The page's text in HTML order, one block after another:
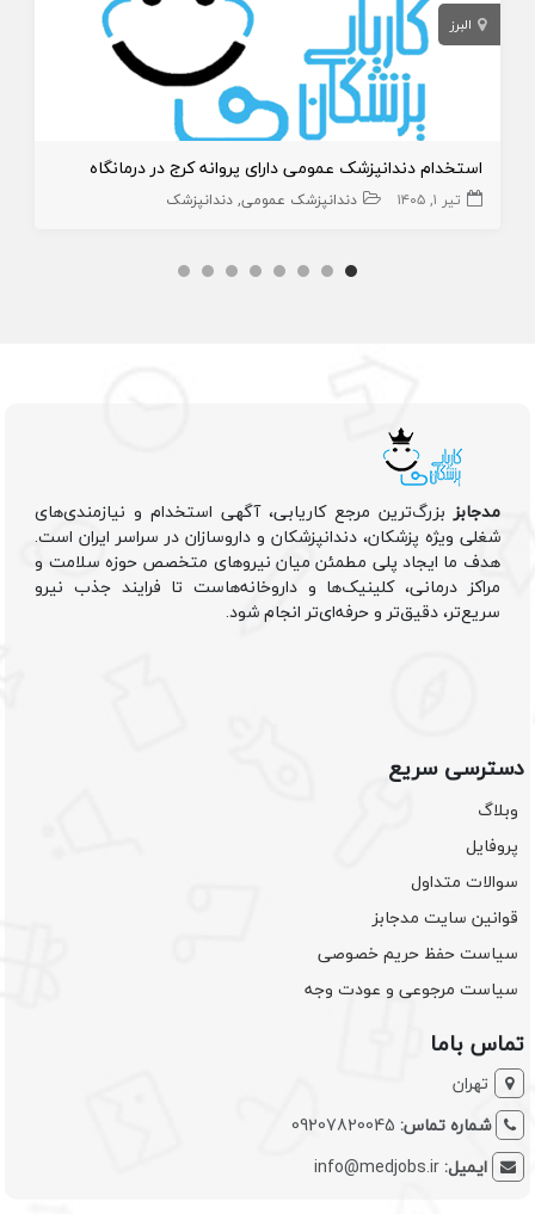
البرز
استخدام دندانپزشک عمومی دارای پروانه کرج در درمانگاه
تیر ۱, ۱۴۰۵ دندانپزشک عمومی دندانپزشک
مدجابزبزرگ‌ترین مرجع کاریابی، آگهی استخدام و نیازمندی‌های
شغلی ویژه پزشکان، دندانپزشکان و داروسازان در سراسر ایران است.
هدف ما ایجاد پلی مطمئن میان نیروهای متخصص حوزه سلامت و
مراکز درمانی، کلینیک‌ها و داروخانه‌هاست تا فرایند جذب نیرو
سریع‌تر، دقیق‌تر و حرفه‌ای‌تر انجام شود.
دسترسی سریع
وبلاگ
پروفایل
سوالات متداول
قوانین سایت مدجابز
سیاست حفظ حریم خصوصی
سیاست مرجوعی و عودت وجه
تماس باما
تهران
شماره تماس: 09207820045
ایمیل:info@medjobs.ir